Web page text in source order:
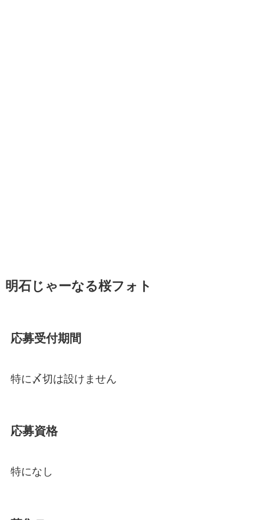
明石じゃーなる桜フォト
応募受付期間
特に〆切は設けません
応募資格
特になし